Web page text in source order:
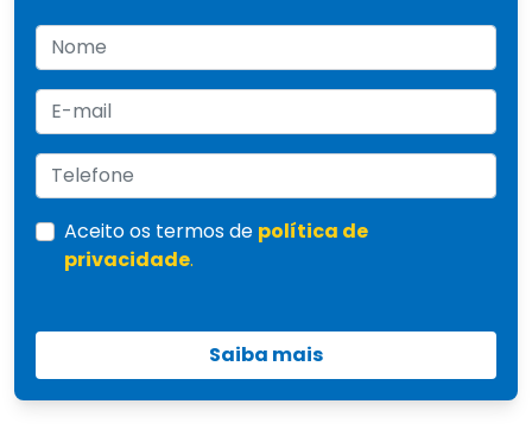
Aceito os termos de política de
privacidade.
Saiba mais